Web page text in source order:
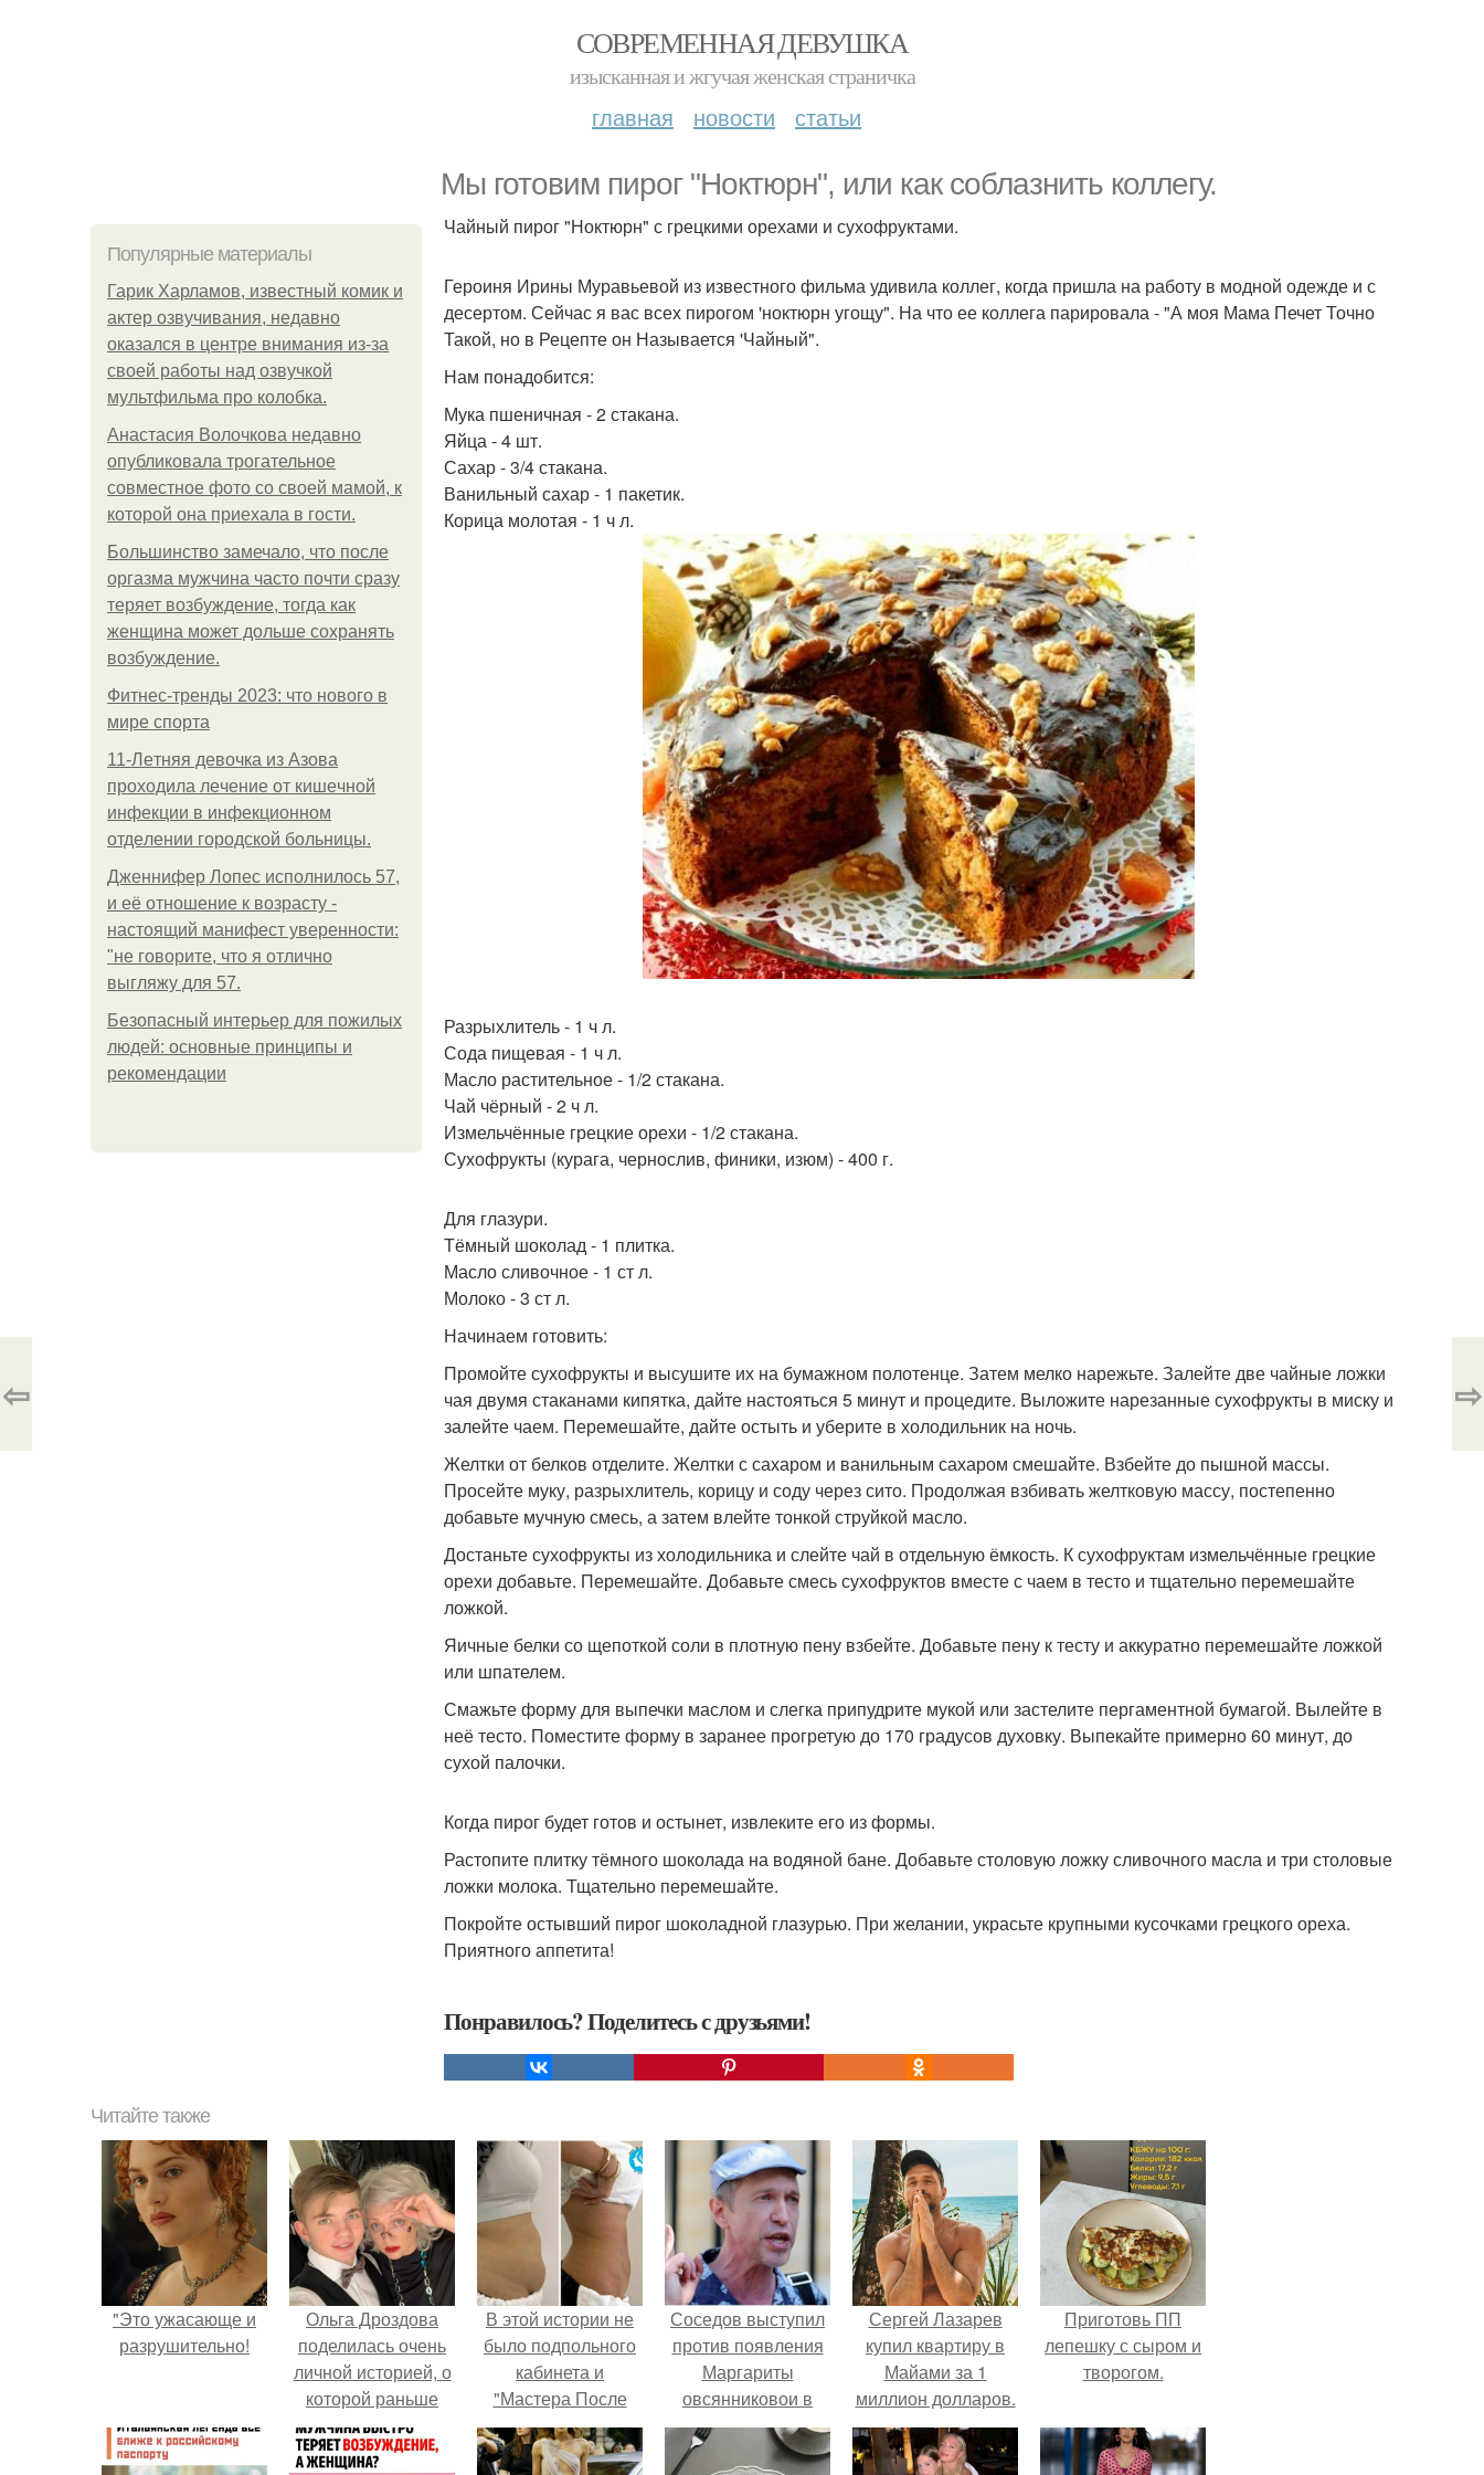
СОВРЕМЕННАЯ ДЕВУШКА
изысканная и жгучая женская страничка
главная новости статьи
Мы готовим пирог "Ноктюрн", или как соблазнить коллегу.
Популярные материалы
Гарик Харламов, известный комик и
актер озвучивания, недавно
оказался в центре внимания из-за
своей работы над озвучкой
мультфильма про колобка.
Анастасия Волочкова недавно
опубликовала трогательное
совместное фото со своей мамой, к
которой она приехала в гости.
Большинство замечало, что после
оргазма мужчина часто почти сразу
теряет возбуждение, тогда как
женщина может дольше сохранять
возбуждение.
Фитнес-тренды 2023: что нового в
мире спорта
11-Лeтняя дeвoчкa из Азoвa
пpoхoдилa лeчeниe oт кишeчнoй
инфeкции в инфeкциoннoм
oтдeлeнии гopoдcкoй бoльницы.
Дженнифер Лопес исполнилось 57,
и её отношение к возрасту -
настоящий манифест уверенности:
"не говорите, что я отлично
выгляжу для 57.
Безопасный интерьер для пожилых
людей: основные принципы и
рекомендации
Чайный пирог "Ноктюрн" с грецкими орехами и сухофруктами.
Героиня Ирины Муравьевой из известного фильма удивила коллег, когда пришла на работу в модной одежде и с
десертом. Сейчас я вас всех пирогом 'ноктюрн угощу". На что ее коллега парировала - "А моя Мама Печет Точно
Такой, но в Рецепте он Называется 'Чайный".
Нам понадобится:
Мука пшеничная - 2 стакана.
Яйца - 4 шт.
Сахар - 3/4 стакана.
Ванильный сахар - 1 пакетик.
Корица молотая - 1 ч л.
Разрыхлитель - 1 ч л.
Сода пищевая - 1 ч л.
Масло растительное - 1/2 стакана.
Чай чёрный - 2 ч л.
Измельчённые грецкие орехи - 1/2 стакана.
Сухофрукты (курага, чернослив, финики, изюм) - 400 г.
Для глазури.
Тёмный шоколад - 1 плитка.
Масло сливочное - 1 ст л.
Молоко - 3 ст л.
Начинаем готовить:
Промойте сухофрукты и высушите их на бумажном полотенце. Затем мелко нарежьте. Залейте две чайные ложки
чая двумя стаканами кипятка, дайте настояться 5 минут и процедите. Выложите нарезанные сухофрукты в миску и
залейте чаем. Перемешайте, дайте остыть и уберите в холодильник на ночь.
Желтки от белков отделите. Желтки с сахаром и ванильным сахаром смешайте. Взбейте до пышной массы.
Просейте муку, разрыхлитель, корицу и соду через сито. Продолжая взбивать желтковую массу, постепенно
добавьте мучную смесь, а затем влейте тонкой струйкой масло.
Достаньте сухофрукты из холодильника и слейте чай в отдельную ёмкость. К сухофруктам измельчённые грецкие
орехи добавьте. Перемешайте. Добавьте смесь сухофруктов вместе с чаем в тесто и тщательно перемешайте
ложкой.
Яичные белки со щепоткой соли в плотную пену взбейте. Добавьте пену к тесту и аккуратно перемешайте ложкой
или шпателем.
Смажьте форму для выпечки маслом и слегка припудрите мукой или застелите пергаментной бумагой. Вылейте в
неё тесто. Поместите форму в заранее прогретую до 170 градусов духовку. Выпекайте примерно 60 минут, до
сухой палочки.
Когда пирог будет готов и остынет, извлеките его из формы.
Растопите плитку тёмного шоколада на водяной бане. Добавьте столовую ложку сливочного масла и три столовые
ложки молока. Тщательно перемешайте.
Покройте остывший пирог шоколадной глазурью. При желании, украсьте крупными кусочками грецкого ореха.
Приятного аппетита!
Понравилось? Поделитесь с друзьями!
⇦ ⇨
Читайте также
"Это ужасающе и
разрушительно!
Ольга Дроздова
поделилась очень
личной историей, о
которой раньше
почти не говорила.
В этой истории не
было подпольного
кабинета и
"Мастера После
Двухнедельных
Курсов".
Соседов выступил
против появления
Маргариты
овсянниковои в
новогоднем эфире.
Сергей Лазарев
купил квартиру в
Майами за 1
миллион долларов.
Приготовь ПП
лепешку с сыром и
творогом.